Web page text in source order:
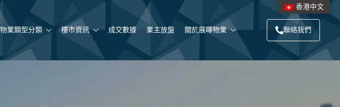
物業類型分類 樓市資訊 成交數據 業主放盤 關於展暉物業 聯絡我們
香港中文